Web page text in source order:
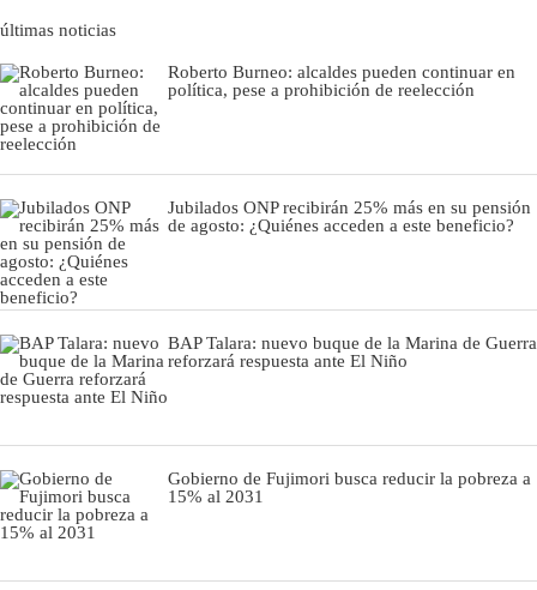
últimas noticias
Roberto Burneo: alcaldes pueden continuar en
política, pese a prohibición de reelección
Jubilados ONP recibirán 25% más en su pensión
de agosto: ¿Quiénes acceden a este beneficio?
BAP Talara: nuevo buque de la Marina de Guerra
reforzará respuesta ante El Niño
Gobierno de Fujimori busca reducir la pobreza a
15% al 2031